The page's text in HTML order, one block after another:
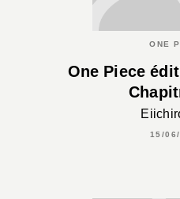
ONE
One Piece
15/